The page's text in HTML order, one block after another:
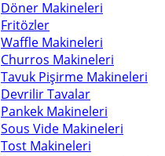
Döner Makineleri
Fritözler
Waffle Makineleri
Churros Makineleri
Tavuk Pişirme Makineleri
Devrilir Tavalar
Pankek Makineleri
Sous Vide Makineleri
Tost Makineleri